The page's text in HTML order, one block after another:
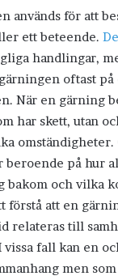
används för att
ett beteende.
handlingar,
oftast
När en gärning
har skett, utan
omständigheter.
beroende på hur
bakom och vilka
förstå att en
relateras till
fall kan en
men